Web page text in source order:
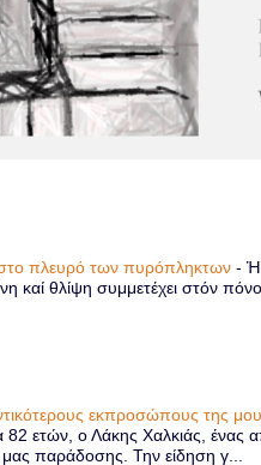
πλευρό των πυρόπληκτων-Ἡ
θλίψη συμμετέχει στόν
εκπροσώπους της
ετών, ο Λάκης Χαλκιάς, ένας
παράδοσης. Την είδηση γ...